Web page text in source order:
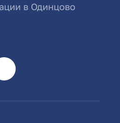
в Одинцово